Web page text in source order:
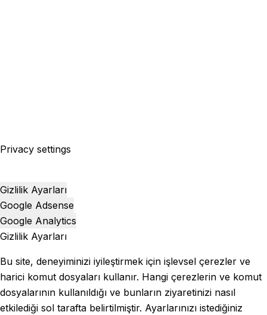
Privacy settings
Gizlilik Ayarları
Google Adsense
Google Analytics
Gizlilik Ayarları
Bu site, deneyiminizi iyileştirmek için işlevsel çerezler ve
harici komut dosyaları kullanır. Hangi çerezlerin ve komut
dosyalarının kullanıldığı ve bunların ziyaretinizi nasıl
etkilediği sol tarafta belirtilmiştir. Ayarlarınızı istediğiniz